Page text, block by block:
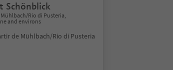
Schönblick
Rio di Pusteria,
and environs
de Mühlbach/Rio di Pusteria